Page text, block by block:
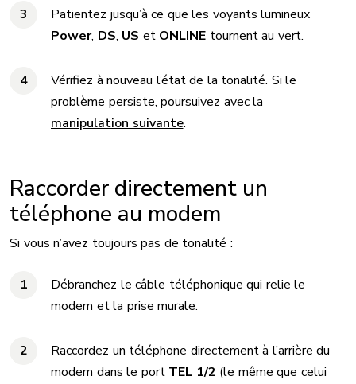
Patientez jusqu’à ce que les voyants lumineux
Power, DS, US et ONLINE tournent au vert.
Vérifiez à nouveau l’état de la tonalité. Si le
problème persiste, poursuivez avec la
manipulation suivante.
Raccorder directement un
téléphone au modem
Si vous n’avez toujours pas de tonalité :
Débranchez le câble téléphonique qui relie le
modem et la prise murale.
Raccordez un téléphone directement à l’arrière du
modem dans le port TEL 1/2 (le même que celui